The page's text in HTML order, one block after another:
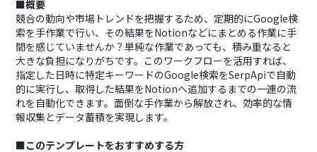
■概要
競合の動向や市場トレンドを把握するため、定期的にGoogle検
索を手作業で行い、その結果をNotionなどにまとめる作業に手
間を感じていませんか？単純な作業であっても、積み重なると
大きな負担になりがちです。このワークフローを活用すれば、
指定した日時に特定キーワードのGoogle検索をSerpApiで自動
的に実行し、取得した結果をNotionへ追加するまでの一連の流
れを自動化できます。面倒な手作業から解放され、効率的な情
報収集とデータ蓄積を実現します。
■このテンプレートをおすすめする方